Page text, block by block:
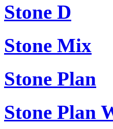
Stone D
Stone Mix
Stone Plan
Stone Plan